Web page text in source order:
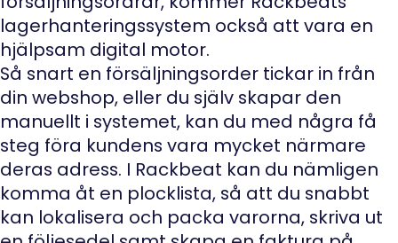
lagerhanteringssystem också att vara en
hjälpsam digital motor.
Så snart en försäljningsorder tickar in från
din webshop, eller du själv skapar den
manuellt i systemet, kan du med några få
steg föra kundens vara mycket närmare
deras adress. I Rackbeat kan du nämligen
komma åt en plocklista, så att du snabbt
kan lokalisera och packa varorna, skriva ut